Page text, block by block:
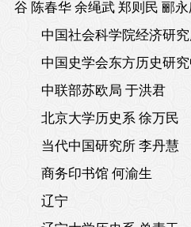
谷 陈春华 余绳武 郑则民 郦
中国社会科学院经济研
中国史学会东方历史研
中联部苏欧局 于洪君
北京大学历史系 徐万民
当代中国研究所 李丹慧
商务印书馆 何渝生
辽宁